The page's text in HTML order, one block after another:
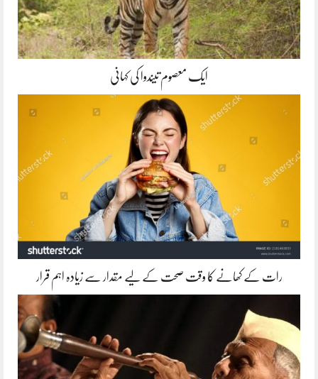
ایک معصوم تیندوا کی کہانی
رات کے کھانے کا وقت صحت کے لیے مقدار سے زیادہ اہم قرار